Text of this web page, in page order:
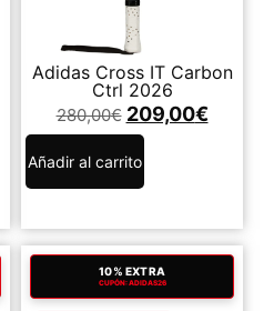
Adidas Cross IT Carbon
Ctrl 2026
280,00€ 209,00€
Añadir al carrito
10% EXTRA
CUPÓN: ADIDAS26